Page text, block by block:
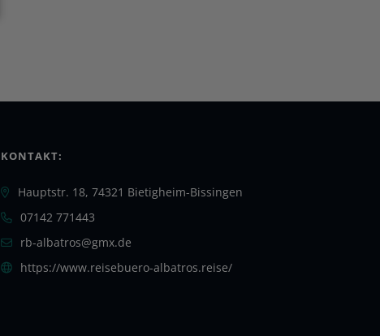
KONTAKT:
Hauptstr. 18, 74321 Bietigheim-Bissingen
07142 771443
rb-albatros@gmx.de
https://www.reisebuero-albatros.reise/